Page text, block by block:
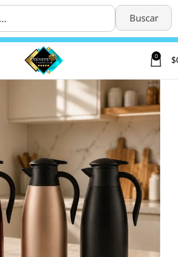
Buscar
0
$